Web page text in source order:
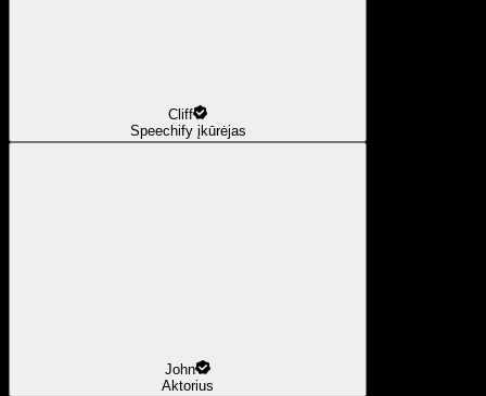
Cliff
Speechify įkūrėjas
John
Aktorius